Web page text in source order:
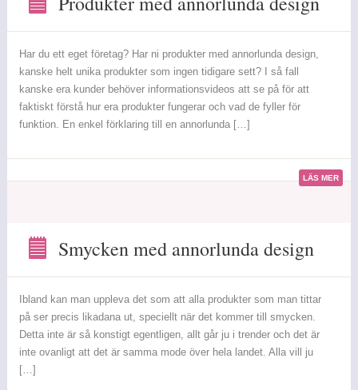
annorlunda
design
Har du ett eget företag? Har ni produkter med annorlunda design,
kanske helt unika produkter som ingen tidigare sett? I så fall
kanske era kunder behöver informationsvideos att se på för att
faktiskt förstå hur era produkter fungerar och vad de fyller för
funktion. En enkel förklaring till en annorlunda […]
LÄS MER
annorlunda
design
Smycken med annorlunda design
Ibland kan man uppleva det som att alla produkter som man tittar
på ser precis likadana ut, speciellt när det kommer till smycken.
Detta inte är så konstigt egentligen, allt går ju i trender och det är
inte ovanligt att det är samma mode över hela landet. Alla vill ju
[…]